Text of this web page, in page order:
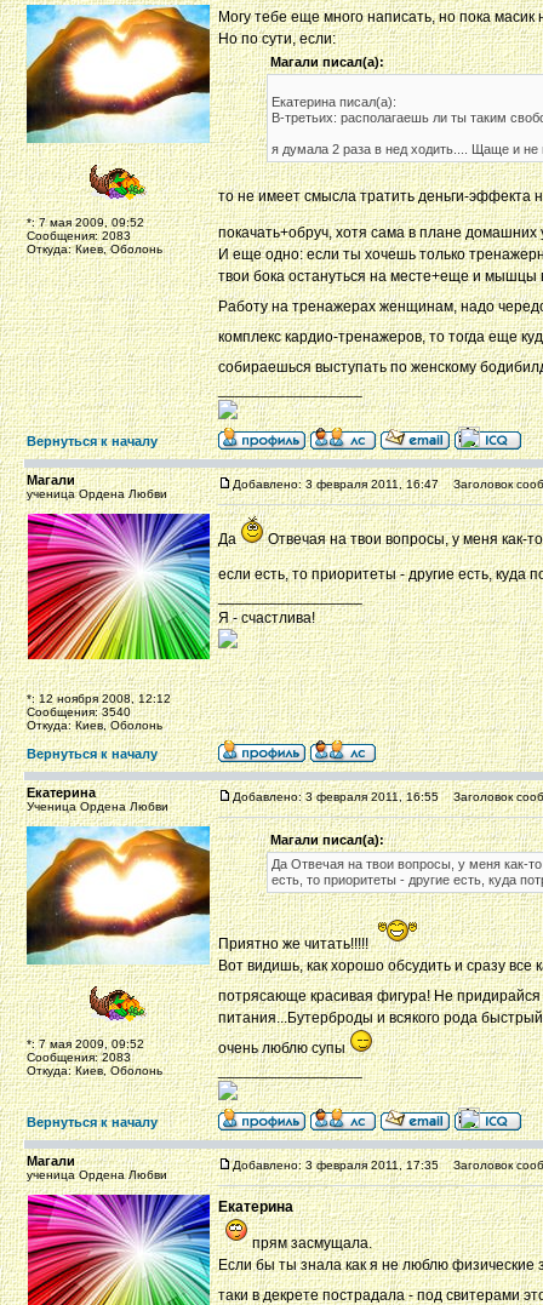
*: 7 мая 2009, 09:52
Сообщения: 2083
Откуда: Киев, Оболонь
Могу тебе еще много написать, но пока масик
Но по сути, если:
Магали писал(а):
Екатерина писал(а):
В-третьих: располагаешь ли ты таким
я думала 2 раза в нед ходить.... Щаще и не
то не имеет смысла тратить деньги-эффекта
покачать+обруч, хотя сама в плане
И еще одно: если ты хочешь только
твои бока остануться на месте+еще и мышцы
Работу на тренажерах женщинам, надо
комплекс кардио-тренажеров, то тогда еще
собираешься выступать по женскому
_________________
Вернуться к началу
Магали
ученица Ордена Любви
*: 12 ноября 2008, 12:12
Сообщения: 3540
Откуда: Киев, Оболонь
Добавлено: 3 февраля 2011, 16:47 Заголовок
Да Отвечая на твои вопросы, у меня как-
если есть, то приоритеты - другие есть, куда
_________________
Я - счастлива!
Вернуться к началу
Екатерина
Ученица Ордена Любви
*: 7 мая 2009, 09:52
Сообщения: 2083
Откуда: Киев, Оболонь
Добавлено: 3 февраля 2011, 16:55 Заголовок
Магали писал(а):
Да Отвечая на твои вопросы, у меня как-
есть, то приоритеты - другие есть, куда
Приятно же читать!!!!!
Вот видишь, как хорошо обсудить и сразу все
потрясающе красивая фигура! Не
питания...Бутерброды и всякого рода
очень люблю супы
_________________
Вернуться к началу
Магали
ученица Ордена Любви
Добавлено: 3 февраля 2011, 17:35 Заголовок
Екатерина
прям засмущала.
Если бы ты знала как я не люблю физические
таки в декрете пострадала - под свитерами